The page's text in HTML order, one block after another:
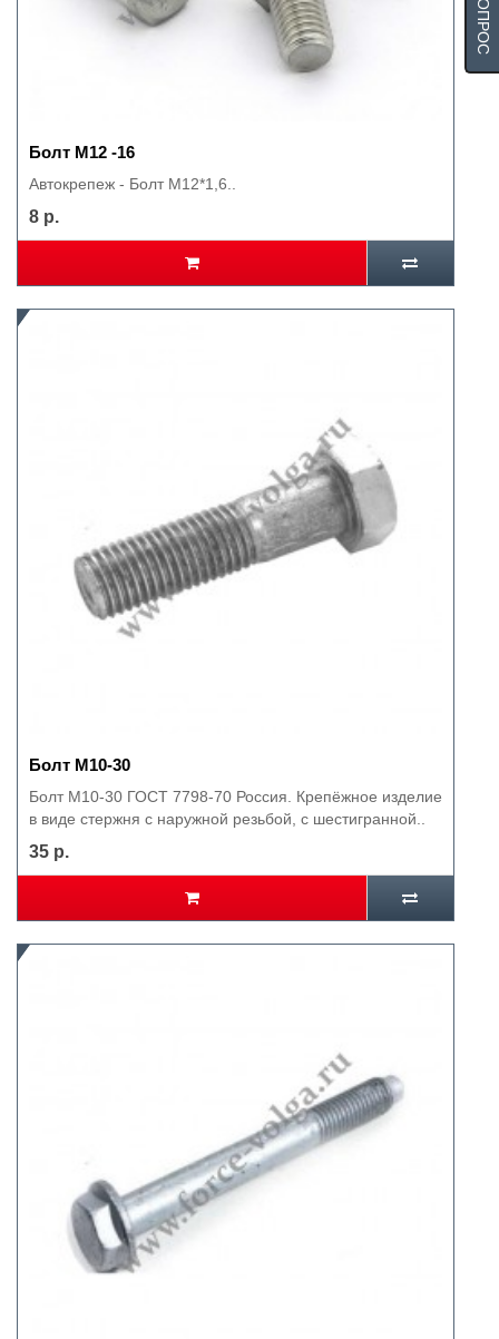
Болт М12 -16
Автокрепеж - Болт М12*1,6..
8 р.
Болт М10-30
Болт М10-30 ГОСТ 7798-70 Россия. Крепёжное изделие
в виде стержня с наружной резьбой, с шестигранной..
35 р.